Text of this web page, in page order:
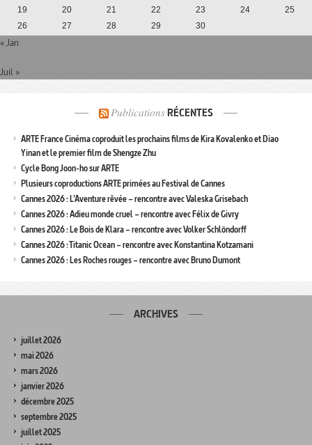
19
20 21 22 23 24
25
26
27 28 29 30
« Jan
Juil »
Publications RÉCENTES
ARTE France Cinéma coproduit les prochains films de Kira Kovalenko et Diao
Yinan et le premier film de Shengze Zhu
Cycle Bong Joon-ho sur ARTE
Plusieurs coproductions ARTE primées au Festival de Cannes
Cannes 2026 : L’Aventure rêvée – rencontre avec Valeska Grisebach
Cannes 2026 : Adieu monde cruel – rencontre avec Félix de Givry
Cannes 2026 : Le Bois de Klara – rencontre avec Volker Schlöndorff
Cannes 2026 : Titanic Ocean – rencontre avec Konstantina Kotzamani
Cannes 2026 : Les Roches rouges – rencontre avec Bruno Dumont
ARCHIVES
juillet 2026
mai 2026
mars 2026
janvier 2026
décembre 2025
septembre 2025
juillet 2025